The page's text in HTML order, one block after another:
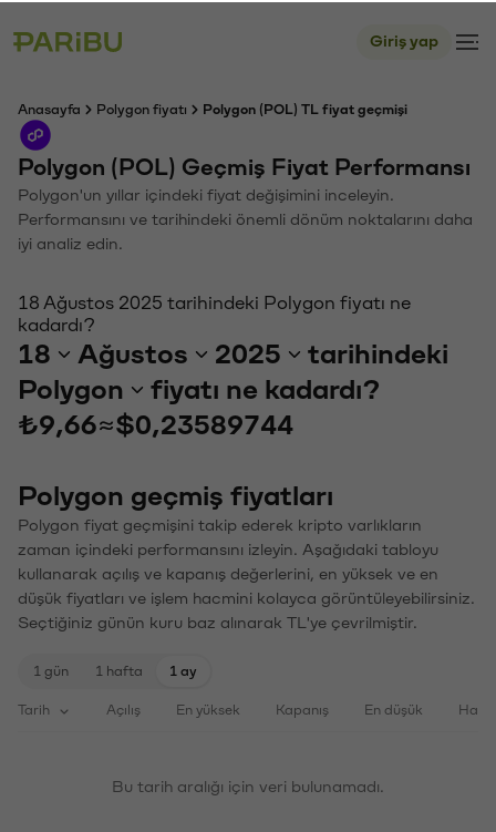
Giriş yap
Anasayfa Polygon fiyatı Polygon (POL) TL fiyat geçmişi
Polygon (POL) Geçmiş Fiyat Performansı
Polygon'un yıllar içindeki fiyat değişimini inceleyin.
Performansını ve tarihindeki önemli dönüm noktalarını daha
iyi analiz edin.
18 Ağustos 2025 tarihindeki Polygon fiyatı ne
kadardı?
18 Ağustos 2025
tarihindeki
Polygon
fiyatı ne kadardı?
₺9,66≈$0,23589744
Polygon geçmiş fiyatları
Polygon fiyat geçmişini takip ederek kripto varlıkların
zaman içindeki performansını izleyin. Aşağıdaki tabloyu
kullanarak açılış ve kapanış değerlerini, en yüksek ve en
düşük fiyatları ve işlem hacmini kolayca görüntüleyebilirsiniz.
Seçtiğiniz günün kuru baz alınarak TL'ye çevrilmiştir.
1 gün 1 hafta 1 ay
Tarih Açılış En yüksek Kapanış En düşük
Bu tarih aralığı için veri bulunamadı.